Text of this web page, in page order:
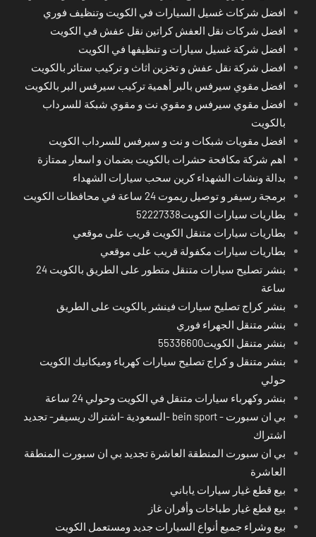
افضل شركات غسيل السيارات في الكويت وتنظيف فوري
افضل شركات نقل العفش كراتين نقل عفش في الكويت
افضل شركة غسيل سيارات و تنظيفها في الكويت
افضل شركة نقل عفش و تخزين اثاث و تركيب ستائر بالكويت
افضل مقوي سيرفس بالبر أهمية تركيب سيرفس البر بالكويت
افضل مقوي سيرفس و مقوي نت و مقوي شبكة للسرداب
بالكويت
افضل مقويات شبكات و نت و سيرفس للسرداب الكويت
اهم شركة مكافحة حشرات بالكويت بضمان و اسعار ممتازة
بدالة ونشات الشهداء كرين سحب سيارات الشهداء
برمجة رسيفر و توصيل ريموت 24 ساعة في محافظات الكويت
بطاريات سيارات الكويت52227338
بطاريات سيارات متنقل الكويت قريب على موقعي
بطاريات سيارات مكفولة قريب على موقعي
بنشر تصليح سيارات متنقل متطور على الطريق بالكويت 24
ساعة
بنشر كراج تصليح سيارات فينشر بالكويت على الطريق
بنشر متنقل الجهراء فوري
بنشر متنقل الكويت55336600
بنشر متنقل و كراج تصليح سيارات كهرباء وميكانيك الكويت
حولي
بنشر وكهرباء سيارات متنقل في الكويت وحولي 24 ساعة
بي ان سبورت - bein sport -السعودية -اشتراك ريسيفر- تجديد
اشتراك
بي ان سبورت المنطقة العاشرة تجديد بي ان سبورت المنطقة
العاشرة
بيع قطع غيار سيارات ياباني
بيع قطع غيار طباخات وأفران غاز
بيع وشراء جميع أنواع السيارات جديد ومستعمل الكويت